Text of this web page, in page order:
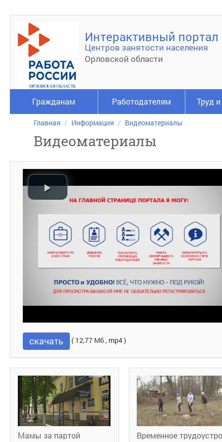
Интерактивный портал
Центров занятости населения
Орловской области
Гражданам Работодателям Труд
Главная Информация Видеоматериалы
Видеоматериалы
скачать ( 12,77 Мб , mp4 )
Мамы за партой